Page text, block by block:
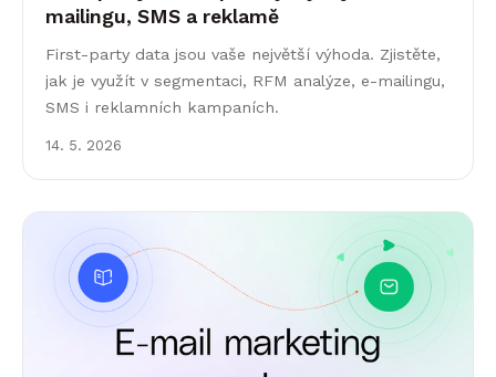
mailingu, SMS a reklamě
First-party data jsou vaše největší výhoda. Zjistěte,
jak je využít v segmentaci, RFM analýze, e-mailingu,
SMS i reklamních kampaních.
14. 5. 2026